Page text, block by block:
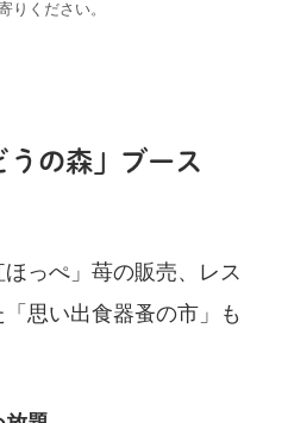
りください。
うの森」ブース
っぺ」苺の販売、レス
思い出食器蚤の市」も